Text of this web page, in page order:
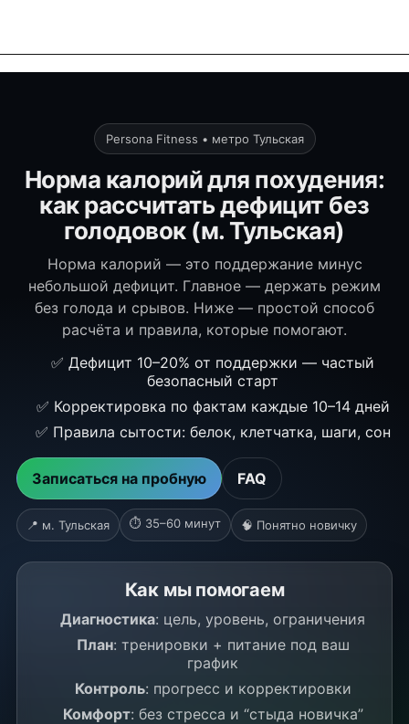
Persona Fitness • метро Тульская
Норма калорий для похудения:
как рассчитать дефицит без
голодовок (м. Тульская)
Норма калорий — это поддержание минус
небольшой дефицит. Главное — держать режим
без голода и срывов. Ниже — простой способ
расчёта и правила, которые помогают.
✅ Дефицит 10–20% от поддержки — частый
безопасный старт
✅ Корректировка по фактам каждые 10–14 дней
✅ Правила сытости: белок, клетчатка, шаги, сон
Записаться на пробную FAQ
📍 м. Тульская ⏱ 35–60 минут 🧠 Понятно новичку
Как мы помогаем
Диагностика: цель, уровень, ограничения
План: тренировки + питание под ваш
график
Контроль: прогресс и корректировки
Комфорт: без стресса и “стыда новичка”